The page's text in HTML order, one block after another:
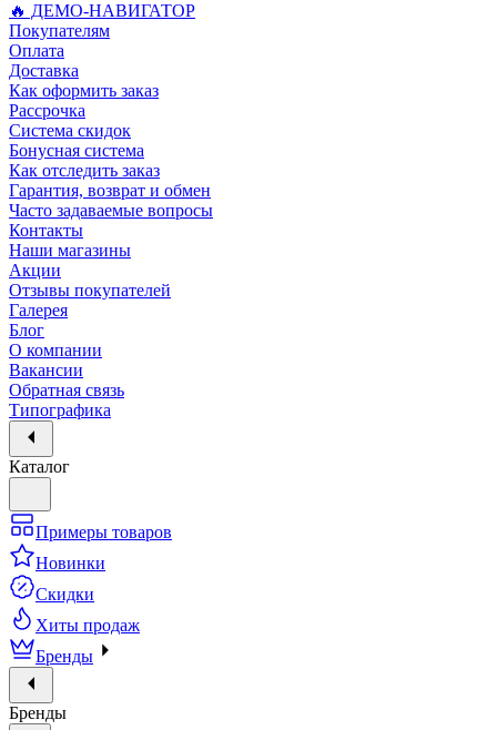
🔥 ДЕМО-НАВИГАТОР
Покупателям
Оплата
Доставка
Как оформить заказ
Рассрочка
Система скидок
Бонусная система
Как отследить заказ
Гарантия, возврат и обмен
Часто задаваемые вопросы
Контакты
Наши магазины
Акции
Отзывы покупателей
Галерея
Блог
О компании
Вакансии
Обратная связь
Типографика
Каталог
Примеры товаров
Новинки
Скидки
Хиты продаж
Бренды
Бренды